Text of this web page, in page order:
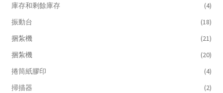
庫存和剩餘庫存
(4)
振動台
(18)
捆紮機
(21)
捆紮機
(20)
捲筒紙膠印
(4)
掃描器
(2)